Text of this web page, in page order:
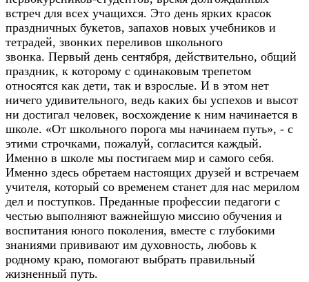
встреч для всех учащихся. Это день ярких красок
праздничных букетов, запахов новых учебников и
тетрадей, звонких переливов школьного
звонка. Первый день сентября, действительно, общий
праздник, к которому с одинаковым трепетом
относятся как дети, так и взрослые. И в этом нет
ничего удивительного, ведь каких бы успехов и высот
ни достигал человек, восхождение к ним начинается в
школе. «От школьного порога мы начинаем путь», - с
этими строчками, пожалуй, согласится каждый.
Именно в школе мы постигаем мир и самого себя.
Именно здесь обретаем настоящих друзей и встречаем
учителя, который со временем станет для нас мерилом
дел и поступков. Преданные профессии педагоги с
честью выполняют важнейшую миссию обучения и
воспитания юного поколения, вместе с глубокими
знаниями прививают им духовность, любовь к
родному краю, помогают выбрать правильный
жизненный путь.